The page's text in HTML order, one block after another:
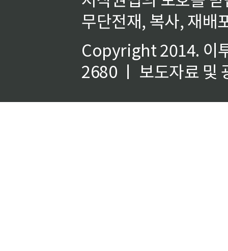
무단전재, 복사, 재배
Copyright 2014. 이
2680 ㅣ 보도자료